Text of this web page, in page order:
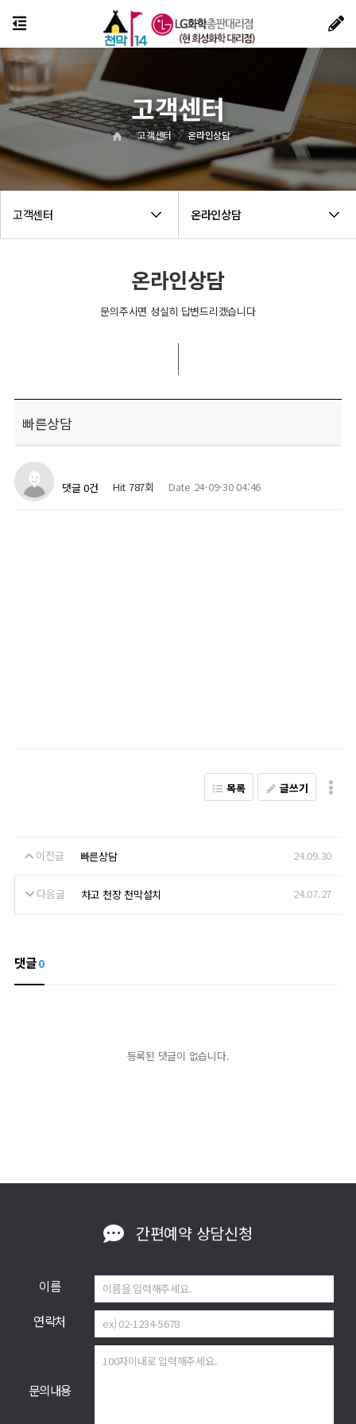
고객센터 온라인상담
고객센터 온라인상담
고객센터
온라인상담
문의주시면 성실히 답변드리겠습니다
빠른상담
댓글 0건 Hit 787회 Date 24-09-30 04:46
목록 글쓰기
이전글 빠른상담 24.09.30
다음글 차고 천장 천막설치 24.07.27
댓글0
등록된 댓글이 없습니다.
간편예약상담신청
이름
연락처
문의내용